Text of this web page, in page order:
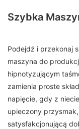
Szybka
Podejdź i przekonaj
maszyna do
hipnotyzującym
zamienia proste
napięcie, gdy z
upieczony
satysfakcjonującą